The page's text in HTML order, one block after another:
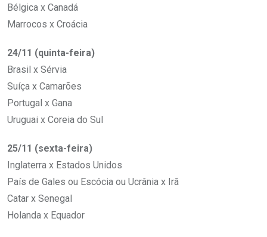
Bélgica x Canadá
Marrocos x Croácia
24/11 (quinta-feira)
Brasil x Sérvia
Suíça x Camarões
Portugal x Gana
Uruguai x Coreia do Sul
25/11 (sexta-feira)
Inglaterra x Estados Unidos
País de Gales ou Escócia ou Ucrânia x Irã
Catar x Senegal
Holanda x Equador